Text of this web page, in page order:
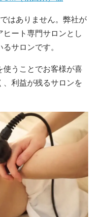
はありません。弊社が
ヒート専門サロンとし
サロンです。
使うことでお客様が喜
、利益が残るサロンを